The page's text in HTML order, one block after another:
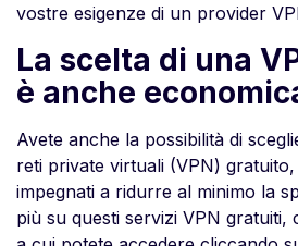
vostre esigenze di un provider
La scelta di una
è anche
Avete anche la possibilità di
reti private virtuali (VPN)
impegnati a ridurre al minimo la
più su questi servizi VPN gratuiti,